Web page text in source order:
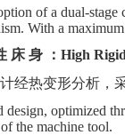
of a dual-
With a
床 身 ： High
经热变形分析，
design, optimized
the machine tool.